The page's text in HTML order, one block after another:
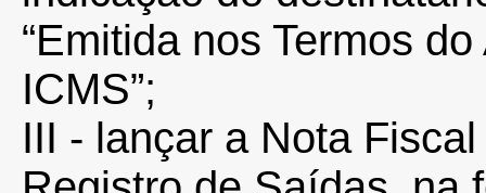
“Emitida nos Termos
ICMS”;
III - lançar a Nota